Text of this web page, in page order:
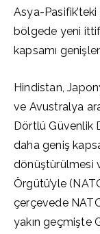
Asya-
bölgede yeni
kapsamı
Hindistan,
ve Avustralya
Dörtlü Güvenlik
daha geniş
dönüştürülmesi
Örgütü’yle
çerçevede
yakın geçmişte